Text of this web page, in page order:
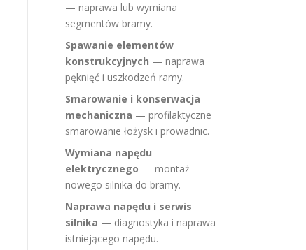
— naprawa lub wymiana
segmentów bramy.
Spawanie elementów
konstrukcyjnych — naprawa
pęknięć i uszkodzeń ramy.
Smarowanie i konserwacja
mechaniczna — profilaktyczne
smarowanie łożysk i prowadnic.
Wymiana napędu
elektrycznego — montaż
nowego silnika do bramy.
Naprawa napędu i serwis
silnika — diagnostyka i naprawa
istniejącego napędu.